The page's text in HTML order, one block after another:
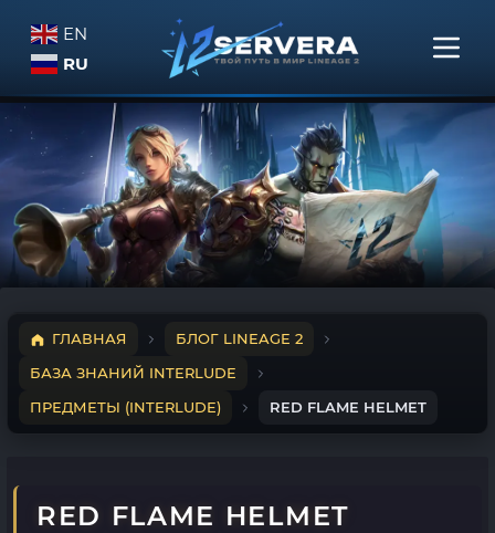
EN
RU
ГЛАВНАЯ
БЛОГ LINEAGE 2
БАЗА ЗНАНИЙ INTERLUDE
ПРЕДМЕТЫ (INTERLUDE)
RED FLAME HELMET
RED FLAME HELMET